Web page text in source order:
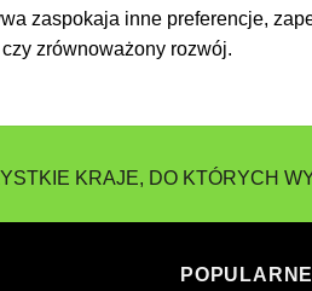
zaspokaja inne preferencje,
zrównoważony rozwój.
KRAJE, DO KTÓRYCH